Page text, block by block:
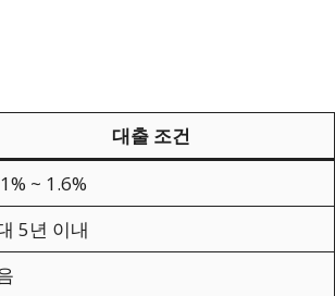
대출 조건
~ 1.6%
5년 이내